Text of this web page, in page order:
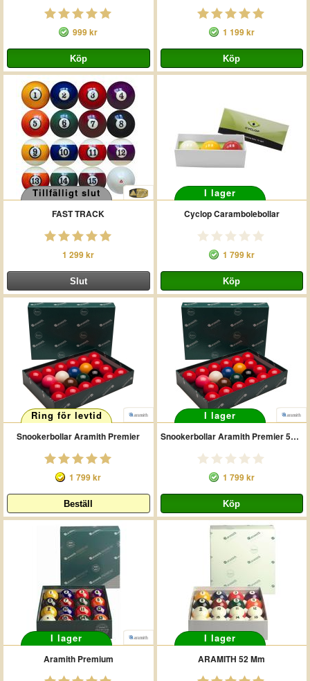
999 kr 1 199 kr
Tillfälligt slut
FAST TRACK
1 299 kr
I lager
Cyclop Carambolebollar
1 799 kr
Ring för levtid
Snookerbollar Aramith Premier
1 799 kr
I lager
Snookerbollar Aramith Premier 57 Mm
1 799 kr
I lager
Aramith Premium
I lager
ARAMITH 52 Mm